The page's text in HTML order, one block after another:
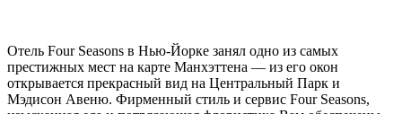
Отель Four Seasons в Нью-Йорке занял одно из самых
престижных мест на карте Манхэттена — из его окон
открывается прекрасный вид на Центральный Парк и
Мэдисон Авеню. Фирменный стиль и сервис Four Seasons,